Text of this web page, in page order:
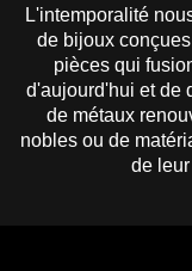
L'intemporalité
de bijoux
pièces qui
d'aujourd'hui et de
de métaux
nobles ou de
de
Email